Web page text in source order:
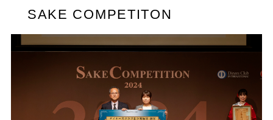
SAKE COMPETITON